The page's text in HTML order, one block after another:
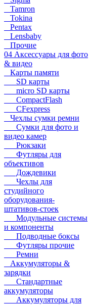
Tamron
Tokina
Pentax
Lensbaby
Прочие
04 Аксессуары для фото
& видео
Карты памяти
SD карты
micro SD карты
CompactFlash
CFexpress
Чехлы сумки ремни
Сумки для фото и
видео камер
Рюкзаки
Футляры для
объективов
Дождевики
Чехлы для
студийного
оборудования-
штативов-стоек
Модульные системы
и компоненты
Подводные боксы
Футляры прочие
Ремни
Аккумуляторы &
зарядки
Стандартные
аккумуляторы
Аккумуляторы для